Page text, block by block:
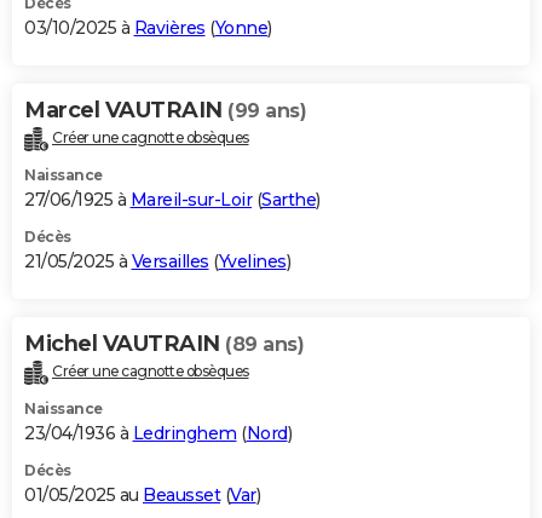
S'inscrire
Se connecter
Lycées
Collèges
Primaires
Universités
Entreprises
Service militaire
Avis de recherche
AVIS DE DÉCÈS
Bricolage
Lifestyle
Culture
Sport
Auto
Television
Voyage
Cinema
03/10/2025 à Ravières (Yonne)
Marcel VAUTRAIN (99 ans)
Créer une cagnotte obsèques
Naissance
27/06/1925 à Mareil-sur-Loir(Sarthe)
Décès
21/05/2025 à Versailles (Yvelines)
Michel VAUTRAIN (89 ans)
Créer une cagnotte obsèques
Naissance
23/04/1936 à Ledringhem (Nord)
Décès
01/05/2025 au Beausset(Var)